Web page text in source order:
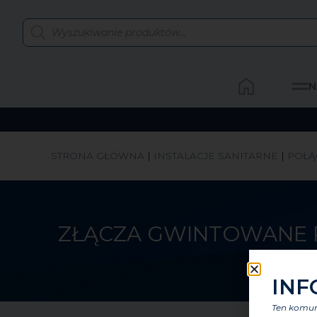
STRONA GŁÓWNA | INSTALACJE SANITARNE |
ZŁĄCZA GWINTOWANE
Ten